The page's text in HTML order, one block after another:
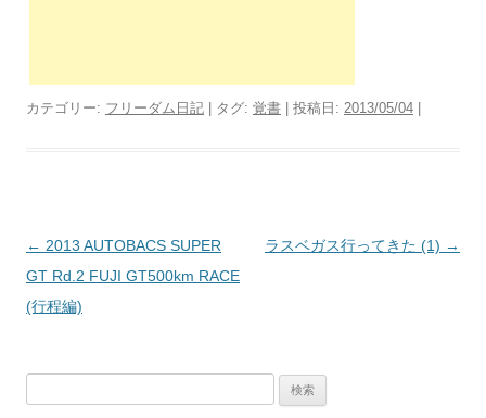
カテゴリー: フリーダム日記 | タグ: 覚書 | 投稿日: 2013/05/04
投
稿
ナ
← 2013 AUTOBACS SUPER
GT Rd.2 FUJI GT500km RACE
(行程編)
ラスベガス行ってきた (1) →